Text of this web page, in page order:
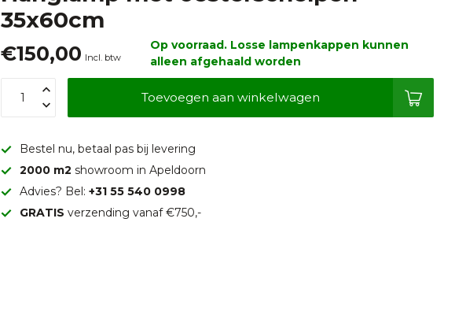
35x60cm
€150,00 Incl. btw
Op voorraad. Losse lampenkappen kunnen
alleen afgehaald worden
Toevoegen aan winkelwagen
Bestel nu, betaal pas bij levering
2000 m2showroom in Apeldoorn
Advies? Bel:+31 55 540 0998
GRATIS verzending vanaf €750,-